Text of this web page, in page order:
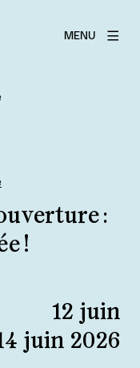
MENU
:
!
12 juin
juin 2026